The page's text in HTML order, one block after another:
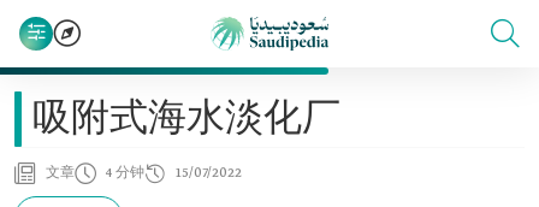
吸附式海水淡化厂
文章 4 分钟 15/07/2022